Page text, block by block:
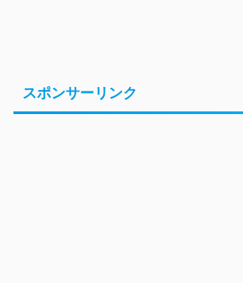
スポンサーリンク